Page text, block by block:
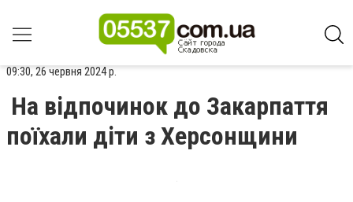
09:30, 26 червня 2024 р.
На відпочинок до Закарпаття
поїхали діти з Херсонщини